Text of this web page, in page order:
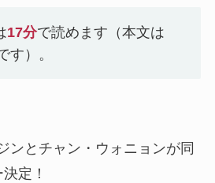
17分で読めます（本文は
す）。
ンとチャン・ウォニョンが同
定！